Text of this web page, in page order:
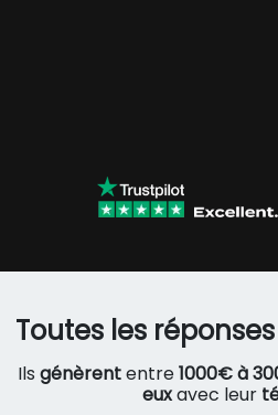
Toutes les
Ils génèrententre1000€ à
euxavec leur